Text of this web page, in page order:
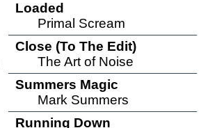
Loaded
Primal Scream
Close (To The Edit)
The Art of Noise
Summers Magic
Mark Summers
Running Down